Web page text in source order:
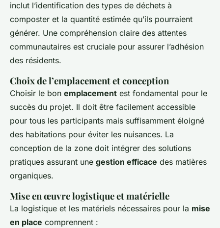
inclut l’identification des types de déchets à
composter et la quantité estimée qu’ils pourraient
générer. Une compréhension claire des attentes
communautaires est cruciale pour assurer l’adhésion
des résidents.
Choix de l’emplacement et conception
Choisir le bon emplacement est fondamental pour le
succès du projet. Il doit être facilement accessible
pour tous les participants mais suffisamment éloigné
des habitations pour éviter les nuisances. La
conception de la zone doit intégrer des solutions
pratiques assurant une gestion efficace des matières
organiques.
Mise en œuvre logistique et matérielle
La logistique et les matériels nécessaires pour la mise
en place comprennent :